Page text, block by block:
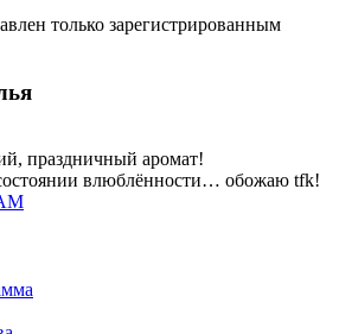
только зарегистрированным
праздничный аромат!
влюблённости… обожаю tfk!